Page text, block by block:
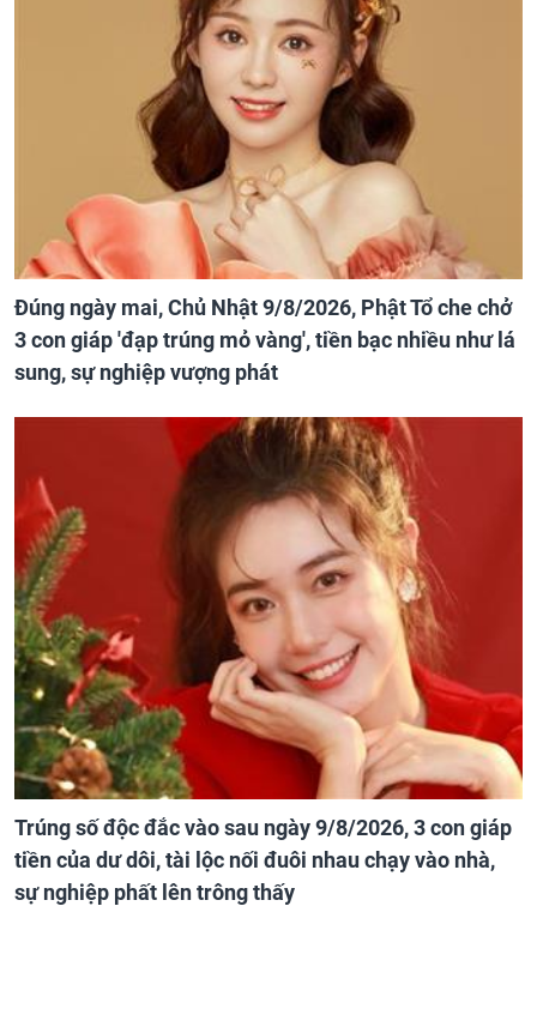
Đúng ngày mai, Chủ Nhật 9/8/2026, Phật Tổ che chở
3 con giáp 'đạp trúng mỏ vàng', tiền bạc nhiều như lá
sung, sự nghiệp vượng phát
Trúng số độc đắc vào sau ngày 9/8/2026, 3 con giáp
tiền của dư dôi, tài lộc nối đuôi nhau chạy vào nhà,
sự nghiệp phất lên trông thấy